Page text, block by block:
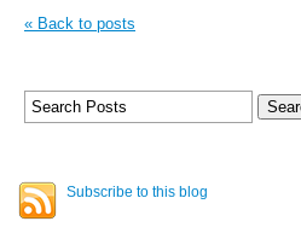
« Back to posts
Subscribe to this blog